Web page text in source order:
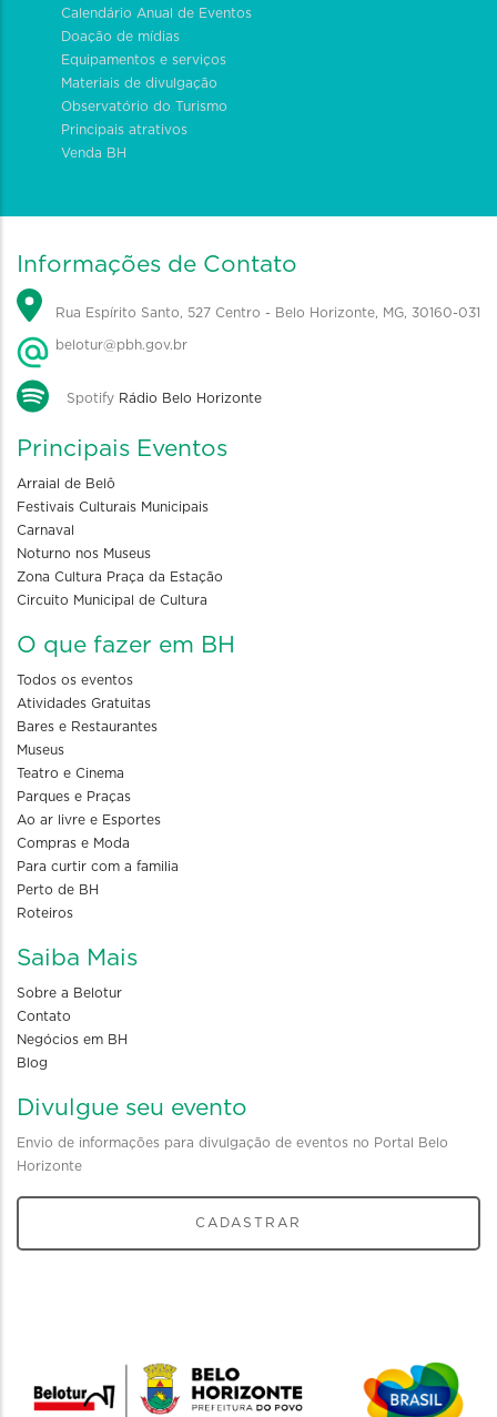
Calendário Anual de Eventos
Doação de mídias
Equipamentos e serviços
Materiais de divulgação
Observatório do Turismo
Principais atrativos
Venda BH
Informações de Contato
Rua Espírito Santo, 527 Centro - Belo Horizonte, MG, 30160-031
belotur@pbh.gov.br
Spotify Rádio Belo Horizonte
Principais Eventos
Arraial de Belô
Festivais Culturais Municipais
Carnaval
Noturno nos Museus
Zona Cultura Praça da Estação
Circuito Municipal de Cultura
O que fazer em BH
Todos os eventos
Atividades Gratuitas
Bares e Restaurantes
Museus
Teatro e Cinema
Parques e Praças
Ao ar livre e Esportes
Compras e Moda
Para curtir com a familia
Perto de BH
Roteiros
Saiba Mais
Sobre a Belotur
Contato
Negócios em BH
Blog
Divulgue seu evento
Envio de informações para divulgação de eventos no Portal Belo
Horizonte
CADASTRAR